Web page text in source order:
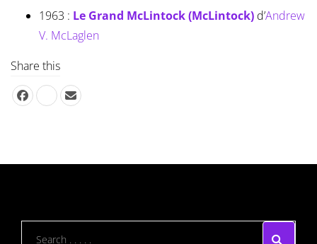
1963 : Le Grand McLintock (McLintock) d’Andrew
V. McLaglen
Share this